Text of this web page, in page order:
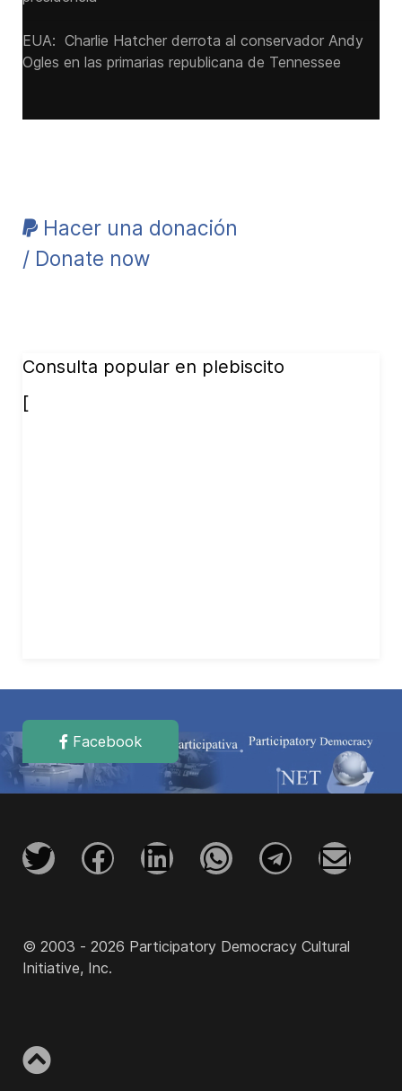
EUA: Charlie Hatcher derrota al conservador Andy
Ogles en las primarias republicana de Tennessee
Hacer una donación
/ Donate now
Consulta popular en plebiscito
[
Facebook
© 2003 - 2026 Participatory Democracy Cultural
Initiative, Inc.